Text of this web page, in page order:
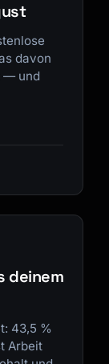
davon
— und
deinem
43,5 %
Arbeit